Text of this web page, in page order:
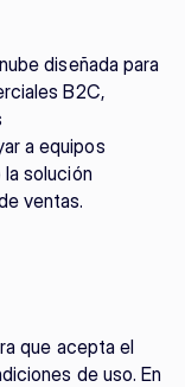
diseñada para
B2C,
a equipos
solución
ventas.
que acepta el
de uso. En